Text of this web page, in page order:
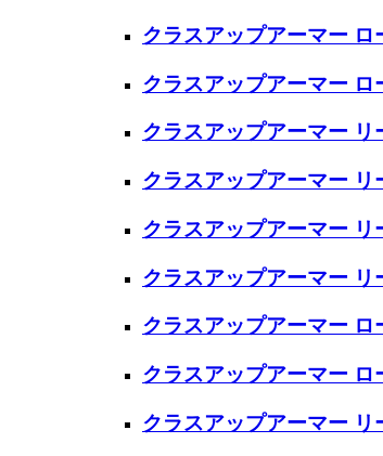
クラスアップアーマー ロ
クラスアップアーマー
クラスアップアーマー リ
クラスアップアーマー
クラスアップアーマー リ
クラスアップアーマー リ
クラスアップアーマー ロ
クラスアップアーマー ロ
クラスアップアーマー